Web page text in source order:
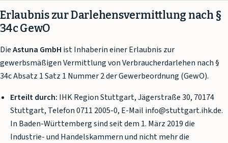
Erlaubnis zur Darlehensvermittlung nach §
34c GewO
DieAstuna GmbH ist Inhaberin einer Erlaubnis zur
gewerbsmäßigen Vermittlung von Verbraucherdarlehen nach §
34c Absatz 1 Satz 1 Nummer 2 der Gewerbeordnung (GewO).
Erteilt durch: IHK Region Stuttgart, Jägerstraße 30, 70174
Stuttgart, Telefon 0711 2005-0, E-Mail info@stuttgart.ihk.de.
In Baden-Württemberg sind seit dem 1. März 2019 die
Industrie- und Handelskammern und nicht mehr die